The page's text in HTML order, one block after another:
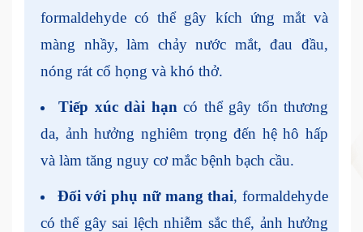
formaldehyde có thể gây kích ứng mắt và
màng nhầy, làm chảy nước mắt, đau đầu,
nóng rát cổ họng và khó thở.
Tiếp xúc dài hạn có thể gây tổn thương
da, ảnh hưởng nghiêm trọng đến hệ hô hấp
và làm tăng nguy cơ mắc bệnh bạch cầu.
Đối với phụ nữ mang thai, formaldehyde
có thể gây sai lệch nhiễm sắc thể, ảnh hưởng